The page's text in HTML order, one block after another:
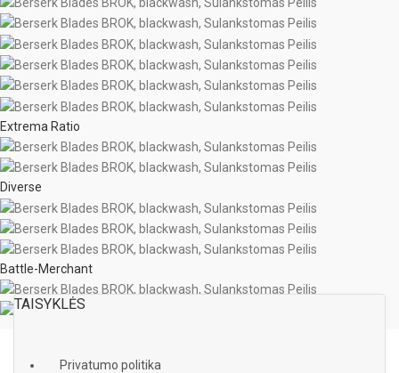
Extrema Ratio
Diverse
Battle-Merchant
TAISYKLĖS
Privatumo politika